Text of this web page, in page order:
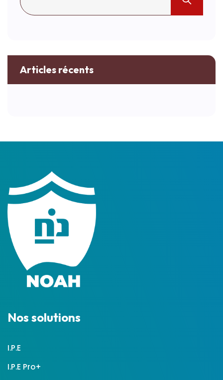
Articles récents
Nos solutions
I.P.E
I.P.E Pro+